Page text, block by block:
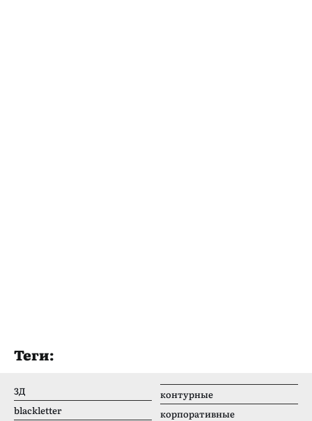
Теги:
3Д
blackletter
контурные
корпоративные